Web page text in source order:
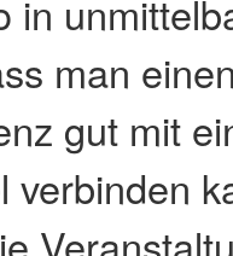
in
man
gut mit
verbinden